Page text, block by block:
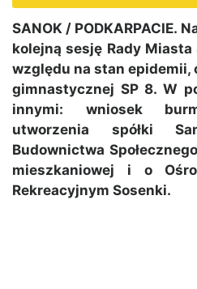
SANOK / PODKARPACIE.
kolejną sesję Rady Miasta
względu na stan epidemii,
gimnastycznej SP 8. W
innymi: wniosek
utworzenia spółki
Budownictwa
mieszkaniowej i o
Rekreacyjnym Sosenki.